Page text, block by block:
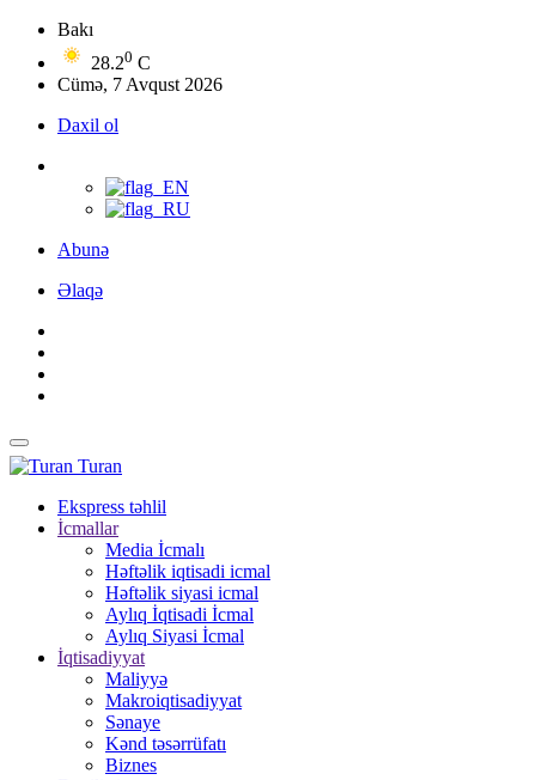
Bakı
28.20 C
Cümə, 7 Avqust 2026
Daxil ol
Abunə
Əlaqə
Turan
Ekspress təhlil
İcmallar
Media İcmalı
Həftəlik iqtisadi icmal
Həftəlik siyasi icmal
Aylıq İqtisadi İcmal
Aylıq Siyasi İcmal
İqtisadiyyat
Maliyyə
Makroiqtisadiyyat
Sənaye
Kənd təsərrüfatı
Biznes